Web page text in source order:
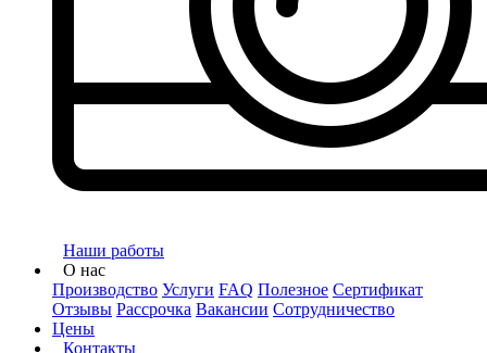
Наши работы
О нас
Производство Услуги FAQ Полезное Сертификат
Отзывы Рассрочка Вакансии Сотрудничество
Цены
Контакты